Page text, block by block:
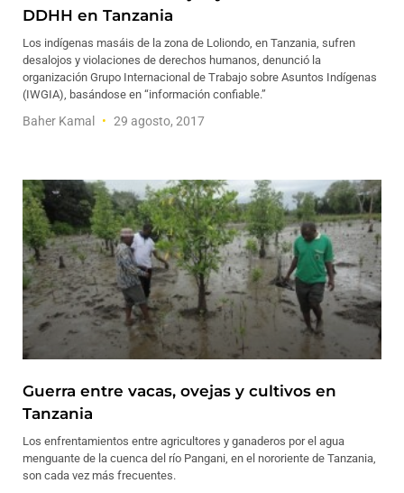
DDHH en Tanzania
Los indígenas masáis de la zona de Loliondo, en Tanzania, sufren
desalojos y violaciones de derechos humanos, denunció la
organización Grupo Internacional de Trabajo sobre Asuntos Indígenas
(IWGIA), basándose en “información confiable.”
Baher Kamal 29 agosto, 2017
Guerra entre vacas, ovejas y cultivos en
Tanzania
Los enfrentamientos entre agricultores y ganaderos por el agua
menguante de la cuenca del río Pangani, en el nororiente de Tanzania,
son cada vez más frecuentes.